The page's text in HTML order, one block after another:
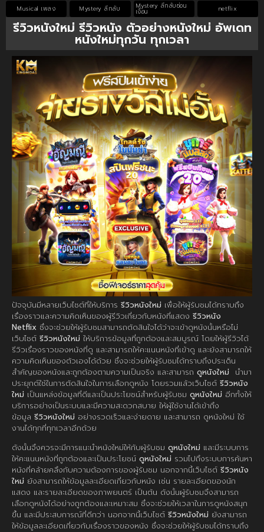
Musical เพลง Mystery ลึกลับ Mystery ลึกลับซ่อน
เงื่อน netflix
รีวิวหนังใหม่ รีวิวหนัง ตัวอย่างหนังใหม่ อัพเดท
หนังใหม่ทุกวัน ทุกเวลา
ปัจจุบันมีหลายเว็บไซต์ที่ให้บริการ รีวิวหนังใหม่ เพื่อให้ผู้รับชมได้ทราบถึง
เรื่องราวและความคิดเห็นของผู้รีวิวเกี่ยวกับหนังที่แสดง รีวิวหนัง
Netflix ซึ่งจะช่วยให้ผู้รับชมสามารถตัดสินใจได้ว่าจะเข้าดูหนังนั้นหรือไม่
เว็บไซต์ รีวิวหนังใหม่ ให้บริการข้อมูลที่ถูกต้องและสมบูรณ์ โดยให้ผู้รีวิวได้
รีวิวเรื่องราวของหนังที่ดู และสามารถให้คะแนนหนังที่เข้าดู และยังสามารถให้
ความคิดเห็นของตัวเองได้ด้วย ซึ่งจะช่วยให้ผู้รับชมได้ทราบถึงประเด็น
สำคัญของหนังและถูกต้องตามความเป็นจริง และสามารถ ดูหนังใหม่ นำมา
ประยุกต์ใช้ในการตัดสินใจในการเลือกดูหนัง โดยรวมแล้วเว็บไซต์ รีวิวหนัง
ใหม่ เป็นแหล่งข้อมูลที่ดีและเป็นประโยชน์สำหรับผู้รับชม ดูหนังใหม่ อีกทั้งให้
บริการอย่างเป็นระบบและมีความสะดวกสบาย ให้ผู้ใช้งานได้เข้าถึง
ข้อมูล รีวิวหนังใหม่ อย่างรวดเร็วและง่ายดาย และสามารถ ดูหนังใหม่ ใช้
งานได้ทุกที่ทุกเวลาอีกด้วย
ดังนั้นจึงควรจะมีการแนะนำหนังใหม่ให้กับผู้รับชม ดูหนังใหม่ และมีระบบการ
ให้คะแนนหนังที่ถูกต้องและเป็นประโยชน์ ดูหนังใหม่ รวมไปถึงระบบการค้นหา
หนังที่คล้ายคลึงกับความต้องการของผู้รับชม นอกจากนี้เว็บไซต์ รีวิวหนัง
ใหม่ ยังสามารถให้ข้อมูลละเอียดเกี่ยวกับหนัง เช่น รายละเอียดของนัก
แสดง และรายละเอียดของภาพยนตร์ เป็นต้น ดังนั้นผู้รับชมจึงสามารถ
เลือกดูหนังได้อย่างถูกต้องและเหมาะสม ซึ่งจะช่วยให้เวลาในการดูหนังสนุก
ขึ้น และมีประสบการณ์ที่ดีกว่า นอกจากนี้เว็บไซต์ รีวิวหนังใหม่ ยังสามารถ
ให้ข้อมูลละเอียดเกี่ยวกับเรื่องราวของหนัง ซึ่งจะช่วยให้ผู้รับชมได้ทราบถึง